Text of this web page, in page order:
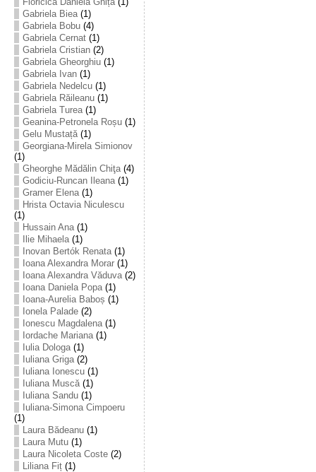
Gabriela Biea(1)
Gabriela Bobu(4)
Gabriela Cernat(1)
Gabriela Cristian(2)
Gabriela Gheorghiu(1)
Gabriela Ivan(1)
Gabriela Nedelcu(1)
Gabriela Răileanu(1)
Gabriela Turea(1)
Geanina-Petronela Roșu(1)
Gelu Mustață(1)
Georgiana-Mirela Simionov
(1)
Gheorghe Mădălin Chiţa(4)
Godiciu-Runcan Ileana(1)
Gramer Elena(1)
Hrista Octavia Niculescu
(1)
Hussain Ana(1)
Ilie Mihaela(1)
Inovan Bertók Renata(1)
Ioana Alexandra Morar(1)
Ioana Alexandra Văduva(2)
Ioana Daniela Popa(1)
Ioana-Aurelia Baboș (1)
Ionela Palade(2)
Ionescu Magdalena(1)
Iordache Mariana(1)
Iulia Dologa(1)
Iuliana Griga(2)
Iuliana Ionescu(1)
Iuliana Muscă(1)
Iuliana Sandu(1)
Iuliana-Simona Cimpoeru
(1)
Laura Bădeanu(1)
Laura Mutu(1)
Laura Nicoleta Coste(2)
Liliana Fiț(1)